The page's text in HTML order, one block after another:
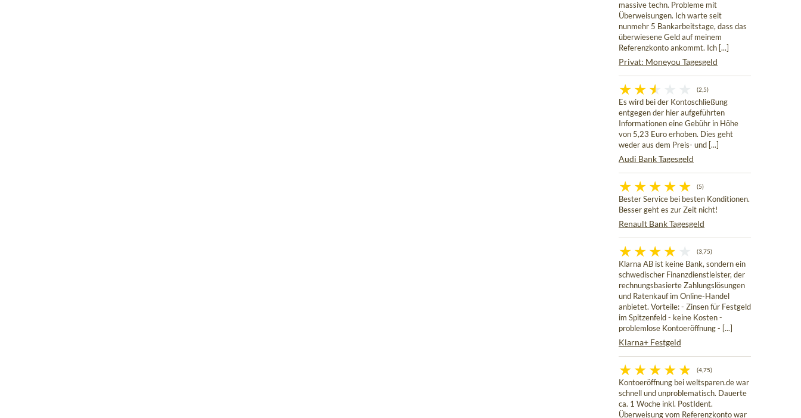
massive techn. Probleme mit
Überweisungen. Ich warte seit
nunmehr 5 Bankarbeitstage, dass das
überwiesene Geld auf meinem
Referenzkonto ankommt. Ich [...]
Privat: Moneyou Tagesgeld
(2,5)
Es wird bei der Kontoschließung
entgegen der hier aufgeführten
Informationen eine Gebühr in Höhe
von 5,23 Euro erhoben. Dies geht
weder aus dem Preis- und [...]
Audi Bank Tagesgeld
(5)
Bester Service bei besten Konditionen.
Besser geht es zur Zeit nicht!
Renault Bank Tagesgeld
(3,75)
Klarna AB ist keine Bank, sondern ein
schwedischer Finanzdienstleister, der
rechnungsbasierte Zahlungslösungen
und Ratenkauf im Online-Handel
anbietet. Vorteile: - Zinsen für Festgeld
im Spitzenfeld - keine Kosten -
problemlose Kontoeröffnung - [...]
Klarna+ Festgeld
(4,75)
Kontoeröffnung bei weltsparen.de war
schnell und unproblematisch. Dauerte
ca. 1 Woche inkl. PostIdent.
Überweisung vom Referenzkonto war